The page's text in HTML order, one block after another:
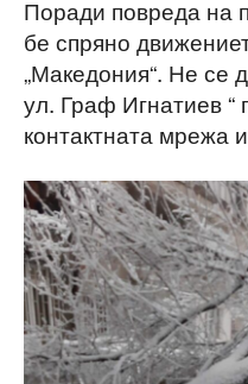
Поради повреда на
бе спряно
„Македония“. Не се
ул. Граф Игнатиев “
контактната мрежа